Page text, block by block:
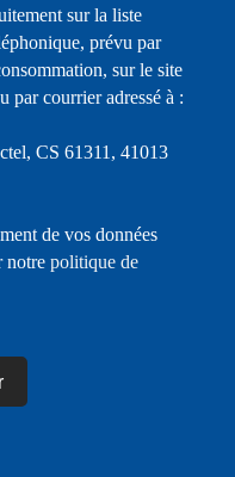
sur la liste
prévu par
sur le site
courrier adressé à :
CS 61311, 41013
de vos données
notre politique de